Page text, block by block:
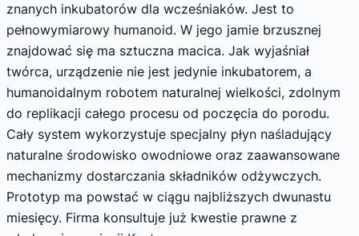
znanych inkubatorów dla wcześniaków. Jest to
pełnowymiarowy humanoid. W jego jamie brzusznej
znajdować się ma sztuczna macica. Jak wyjaśniał
twórca, urządzenie nie jest jedynie inkubatorem, a
humanoidalnym robotem naturalnej wielkości, zdolnym
do replikacji całego procesu od poczęcia do porodu.
Cały system wykorzystuje specjalny płyn naśladujący
naturalne środowisko owodniowe oraz zaawansowane
mechanizmy dostarczania składników odżywczych.
Prototyp ma powstać w ciągu najbliższych dwunastu
miesięcy. Firma konsultuje już kwestie prawne z